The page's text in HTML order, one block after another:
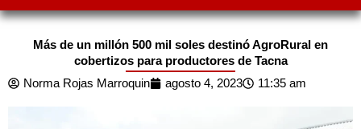
Más de un millón 500 mil soles destinó AgroRural en
cobertizos para productores de Tacna
Norma Rojas Marroquin
agosto 4, 2023 11:35 am